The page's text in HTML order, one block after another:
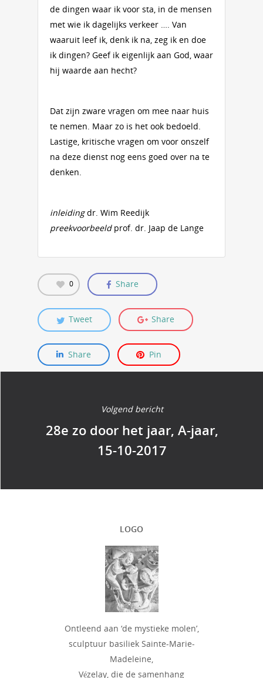
de dingen waar ik voor sta, in de mensen
met wie ik dagelijks verkeer …. Van
waaruit leef ik, denk ik na, zeg ik en doe
ik dingen? Geef ik eigenlijk aan God, waar
hij waarde aan hecht?
Dat zijn zware vragen om mee naar huis
te nemen. Maar zo is het ook bedoeld.
Lastige, kritische vragen om voor onszelf
na deze dienst nog eens goed over na te
denken.
inleidingdr. Wim Reedijk
preekvoorbeeldprof. dr. Jaap de Lange
0 Share
Tweet Share
Share Pin
Volgend bericht
28e zo door het jaar, A-jaar,
15-10-2017
LOGO
Ontleend aan ‘de mystieke molen’,
sculptuur basiliek Sainte-Marie-
Madeleine,
Vézelay, die de samenhang